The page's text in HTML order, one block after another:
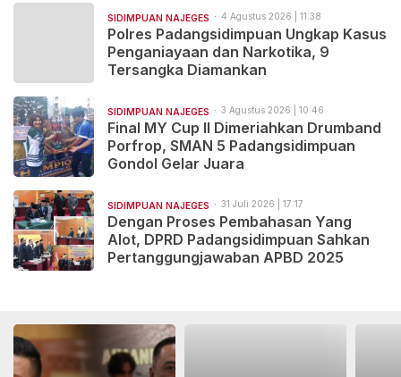
SIDIMPUAN NAJEGES 4 Agustus 2026 | 11:38
Polres Padangsidimpuan Ungkap Kasus
Penganiayaan dan Narkotika, 9
Tersangka Diamankan
SIDIMPUAN NAJEGES 3 Agustus 2026 | 10:46
Final MY Cup II Dimeriahkan Drumband
Porfrop, SMAN 5 Padangsidimpuan
Gondol Gelar Juara
SIDIMPUAN NAJEGES 31 Juli 2026 | 17:17
Dengan Proses Pembahasan Yang
Alot, DPRD Padangsidimpuan Sahkan
Pertanggungjawaban APBD 2025